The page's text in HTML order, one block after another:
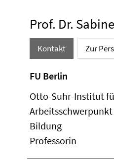
Prof. Dr.
Kontakt Zur
FU Berlin
Otto-Suhr-Institut
Bildung
Professorin